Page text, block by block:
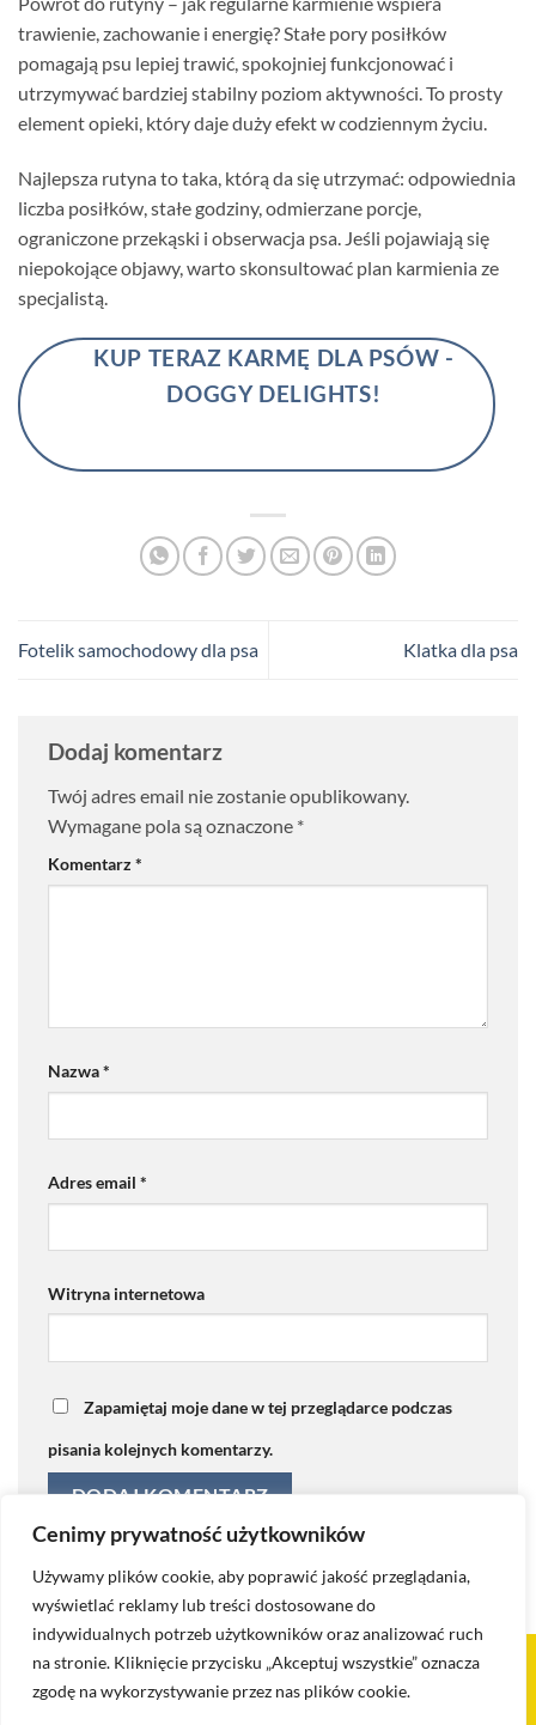
Cenimy prywatność użytkowników
Używamy plików cookie, aby poprawić jakość przeglądania,
wyświetlać reklamy lub treści dostosowane do
indywidualnych potrzeb użytkowników oraz analizować ruch
na stronie. Kliknięcie przycisku „Akceptuj wszystkie” oznacza
zgodę na wykorzystywanie przez nas plików cookie.
trawienie, zachowanie i energię? Stałe pory posiłków
pomagają psu lepiej trawić, spokojniej funkcjonować i
utrzymywać bardziej stabilny poziom aktywności. To prosty
element opieki, który daje duży efekt w codziennym życiu.
Najlepsza rutyna to taka, którą da się utrzymać: odpowiednia
liczba posiłków, stałe godziny, odmierzane porcje,
ograniczone przekąski i obserwacja psa. Jeśli pojawiają się
niepokojące objawy, warto skonsultować plan karmienia ze
specjalistą.
KUP TERAZ KARMĘ DLA PSÓW -
DOGGY DELIGHTS!
Fotelik samochodowy dla psa Klatka dla psa
Dodaj komentarz
Twój adres email nie zostanie opublikowany.
Wymagane pola są oznaczone *
Komentarz*
Nazwa*
Adres email *
Witryna internetowa
Zapamiętaj moje dane w tej przeglądarce podczas
pisania kolejnych komentarzy.
Visa PayPal Stripe MasterCard
Cash